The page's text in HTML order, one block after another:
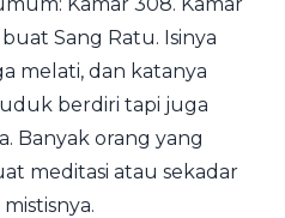
Sang Ratu. Isinya
melati, dan katanya
berdiri tapi juga
Banyak orang yang
meditasi atau sekadar